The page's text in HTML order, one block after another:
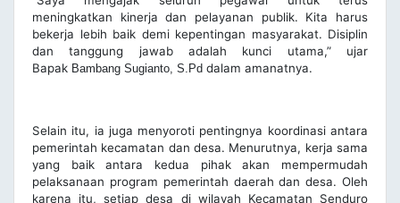
meningkatkan kinerja dan pelayanan publik. Kita harus
bekerja lebih baik demi kepentingan masyarakat. Disiplin
dan tanggung jawab adalah kunci utama,” ujar
Bapak Bambang Sugianto, S.Pd dalam amanatnya.
Selain itu, ia juga menyoroti pentingnya koordinasi antara
pemerintah kecamatan dan desa. Menurutnya, kerja sama
yang baik antara kedua pihak akan mempermudah
pelaksanaan program pemerintah daerah dan desa. Oleh
karena itu, setiap desa di wilayah Kecamatan Senduro